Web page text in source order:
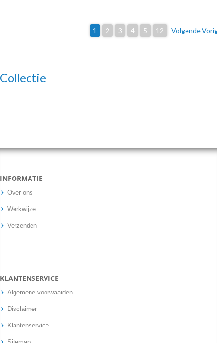
1 2 3 4 5 12 Volgende
Collectie
INFORMATIE
Over ons
Werkwijze
Verzenden
KLANTENSERVICE
Algemene voorwaarden
Disclaimer
Klantenservice